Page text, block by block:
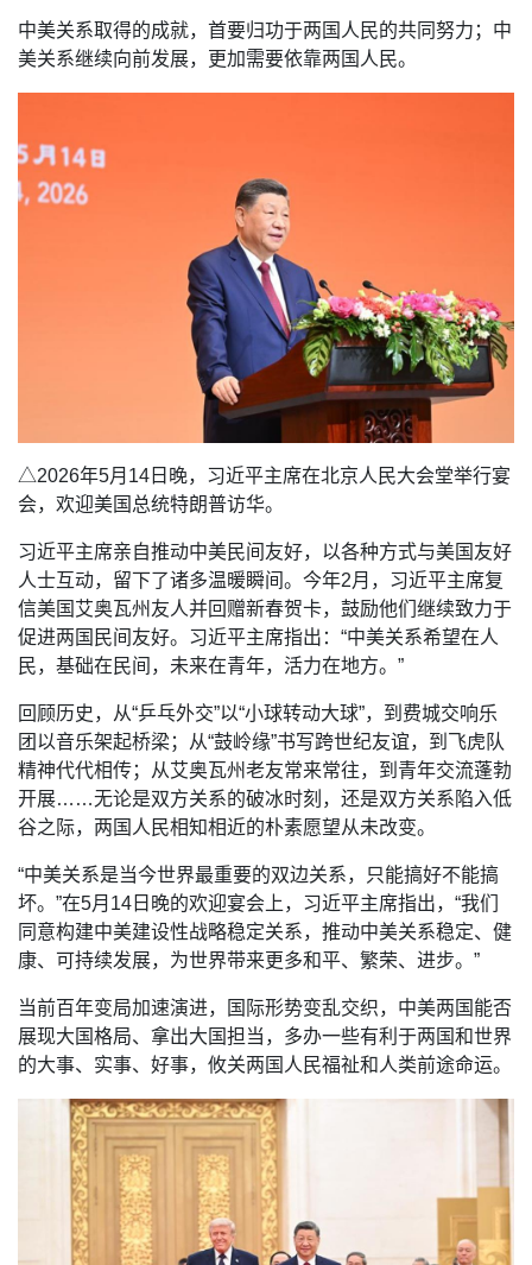
中美关系取得的成就，首要归功于两国人民的共同努力；中
美关系继续向前发展，更加需要依靠两国人民。
△2026年5月14日晚，习近平主席在北京人民大会堂举行宴
会，欢迎美国总统特朗普访华。
习近平主席亲自推动中美民间友好，以各种方式与美国友好
人士互动，留下了诸多温暖瞬间。今年2月，习近平主席复
信美国艾奥瓦州友人并回赠新春贺卡，鼓励他们继续致力于
促进两国民间友好。习近平主席指出：“中美关系希望在人
民，基础在民间，未来在青年，活力在地方。”
回顾历史，从“乒乓外交”以“小球转动大球”，到费城交响乐
团以音乐架起桥梁；从“鼓岭缘”书写跨世纪友谊，到飞虎队
精神代代相传；从艾奥瓦州老友常来常往，到青年交流蓬勃
开展……无论是双方关系的破冰时刻，还是双方关系陷入低
谷之际，两国人民相知相近的朴素愿望从未改变。
“中美关系是当今世界最重要的双边关系，只能搞好不能搞
坏。”在5月14日晚的欢迎宴会上，习近平主席指出，“我们
同意构建中美建设性战略稳定关系，推动中美关系稳定、健
康、可持续发展，为世界带来更多和平、繁荣、进步。”
当前百年变局加速演进，国际形势变乱交织，中美两国能否
展现大国格局、拿出大国担当，多办一些有利于两国和世界
的大事、实事、好事，攸关两国人民福祉和人类前途命运。